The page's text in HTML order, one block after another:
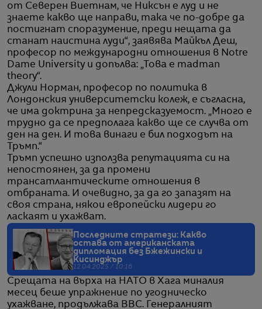
от Северен Виетнам, че Никсън е луд и не
знаете какво ще направи, така че по-добре да
постигнат споразумение, преди нещата да
станат наистина луди“, заявява Майкъл Деш,
професор по международни отношения в Notre
Dame University и допълва: „Това е madman
theory“.
Джули Норман, професор по политика в
Лондонския университетски колеж, е съгласна,
че има доктрина за непредсказуемост. „Много е
трудно да се предполага какво ще се случва от
ден на ден. И това винаги е бил подходът на
Тръмп.“
Тръмп успешно използва репутацията си на
непостоянен, за да промени
трансатлантическите отношения в
отбраната. И очевидно, за да го запазят на
своя страна, някои европейски лидери го
ласкаят и ухажват.
Последните стратези: Какво
остава от американската
дипломация без Бжежински и
Кисинджър
12.04.2025 / 10:16
Срещата на върха на НАТО в Хага миналия
месец беше упражнение по угодническо
ухажване, продължава BBC. Генералният